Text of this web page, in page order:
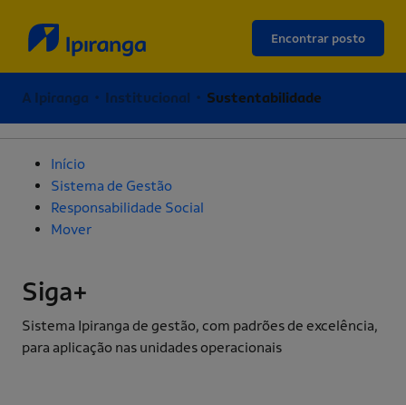
Encontrar posto
A Ipiranga • Institucional • Sustentabilidade
Início
Sistema de Gestão
Responsabilidade Social
Mover
Siga+
Sistema Ipiranga de gestão, com padrões de excelência,
para aplicação nas unidades operacionais